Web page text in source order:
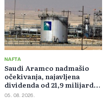
NAFTA
Saudi Aramco nadmašio
očekivanja, najavljena
dividenda od 21,9 milijardi
dolara
05. 08. 2026.